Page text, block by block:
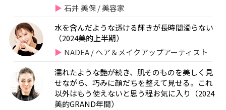
石井 美保 / 美容家
水を含んだような透ける輝きが長時間濁らない
（2024美的上半期）
NADEA / ヘア＆メイクアップアーティスト
濡れたような艶が続き、肌そのものを美しく見
せながら、巧みに顔だちを整えて見せる。これ
以外はもう使えないと思う程お気に入り（2024
美的GRAND年間）